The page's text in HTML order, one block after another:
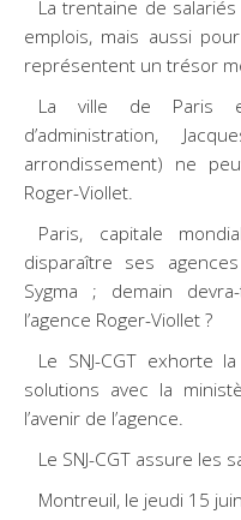
La trentaine de
emplois, mais aussi
représentent un trésor
La ville de Paris
d’administration,
arrondissement) ne
Roger-Viollet.
Paris, capitale
disparaître ses
Sygma ; demain
l’agence Roger-Viollet ?
Le SNJ-CGT exhorte
solutions avec la
l’avenir de l’agence.
Le SNJ-CGT assure les
Montreuil, le jeudi 15